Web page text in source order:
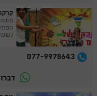
077-9978643